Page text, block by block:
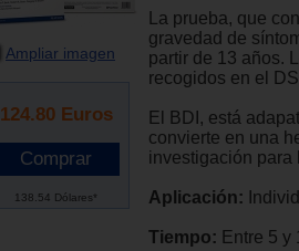
Ampliar imagen
124.80 Euros
138.54 Dólares*
La prueba, que
gravedad de
partir de 13 años.
recogidos en el
El BDI, está
convierte en una
investigación para
Aplicación:
Tiempo: Entre 5 y